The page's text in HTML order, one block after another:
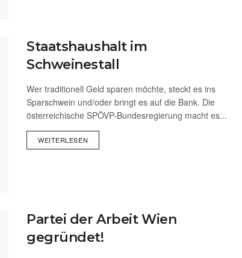
Staatshaushalt im
Schweinestall
Wer traditionell Geld sparen möchte, steckt es ins
Sparschwein und/oder bringt es auf die Bank. Die
österreichische SPÖVP-Bundesregierung macht es...
WEITERLESEN
Partei der Arbeit Wien
gegründet!